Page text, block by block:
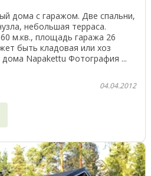
дома с гаражом. Две спальни,
небольшая терраса.
м.кв., площадь гаража 26
быть кладовая или хоз
Napakettu Фотография ...
04.04.2012